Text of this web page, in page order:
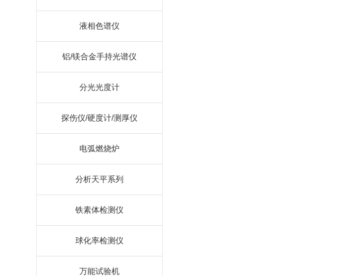
液相色谱仪
铝/镁合金手持光谱仪
分光光度计
探伤仪/硬度计/测厚仪
电弧燃烧炉
分析天平系列
铁素体检测仪
球化率检测仪
万能试验机